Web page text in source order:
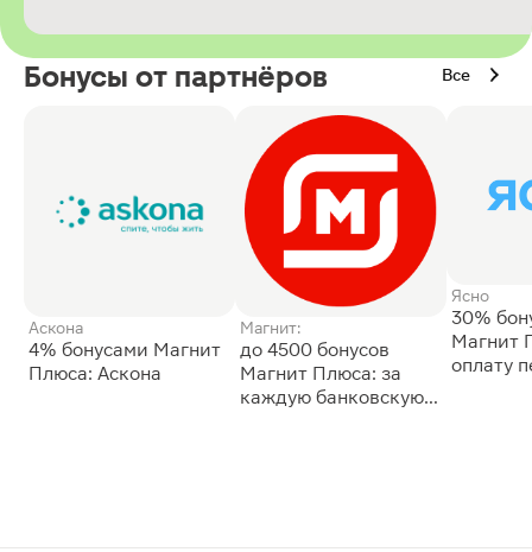
Бонусы от партнёров Все
Аскона
4% бонусами Магнит
Плюса: Аскона
Магнит:
до 4500 бонусов
Магнит Плюса: за
каждую банковскую
Ясно
30%
Магнит
оплату